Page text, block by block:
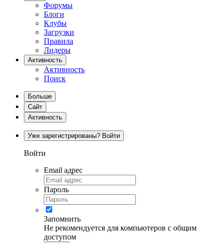
Форумы
Блоги
Клубы
Загрузки
Правила
Лидеры
Активность
Активность
Поиск
Больше
Сайт
Активность
Уже зарегистрированы? Войти
Войти
Email адрес
Пароль
Запомнить
Не рекомендуется для компьютеров с общим
доступом